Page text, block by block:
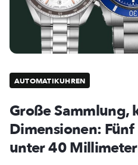
AUTOMATIKUHREN
Große Sammlung,
Dimensionen:
unter 40